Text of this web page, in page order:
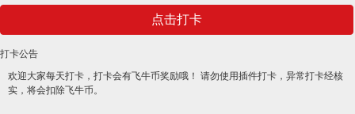
点击打卡
打卡公告
欢迎大家每天打卡，打卡会有飞牛币奖励哦！ 请勿使用插件打卡，异常打卡经核
实，将会扣除飞牛币。